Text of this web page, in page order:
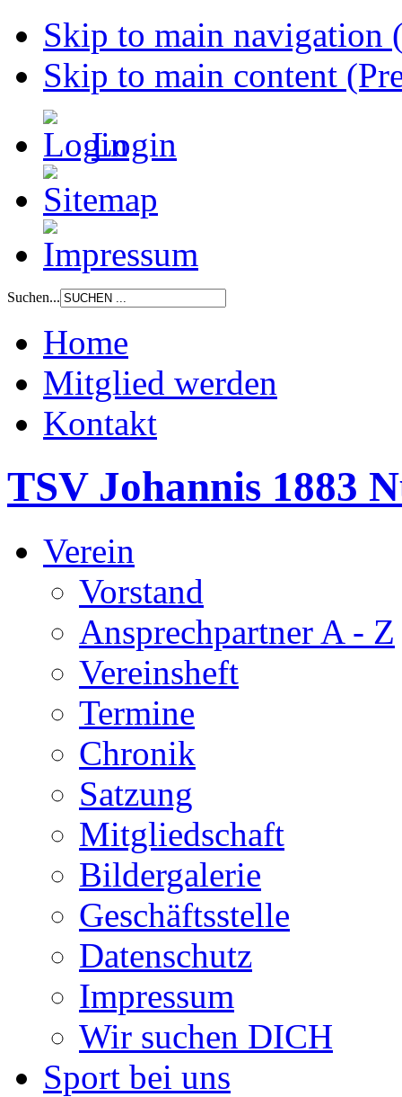
Skip to main navigation
Skip to main content
Login
Suchen...
Home
Mitglied werden
Kontakt
TSV Johannis 1883
Verein
Vorstand
Ansprechpartner A - Z
Vereinsheft
Termine
Chronik
Satzung
Mitgliedschaft
Bildergalerie
Geschäftsstelle
Datenschutz
Impressum
Wir suchen DICH
Sport bei uns